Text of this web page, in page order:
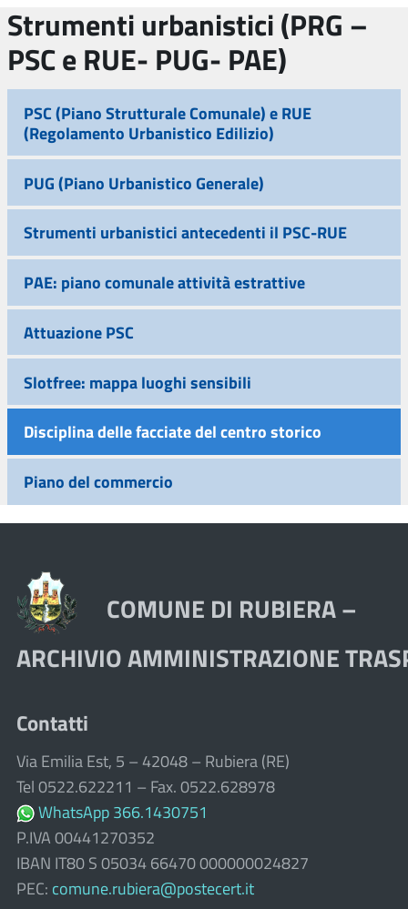
Strumenti urbanistici (PRG –
PSC e RUE- PUG- PAE)
PSC (Piano Strutturale Comunale) e RUE
(Regolamento Urbanistico Edilizio)
PUG (Piano Urbanistico Generale)
Strumenti urbanistici antecedenti il PSC-RUE
PAE: piano comunale attività estrattive
Attuazione PSC
Slotfree: mappa luoghi sensibili
Disciplina delle facciate del centro storico
Piano del commercio
COMUNE DI RUBIERA –
ARCHIVIO AMMINISTRAZIONE
Contatti
Via Emilia Est, 5 – 42048 – Rubiera (RE)
Tel 0522.622211 – Fax. 0522.628978
WhatsApp 366.1430751
P.IVA 00441270352
IBAN IT80 S 05034 66470 000000024827
PEC: comune.rubiera@postecert.it